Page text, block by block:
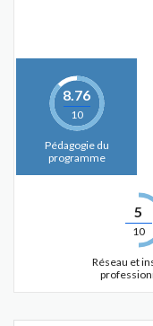
8.76
10
Pédagogie du
programme
5
10
Réseau et